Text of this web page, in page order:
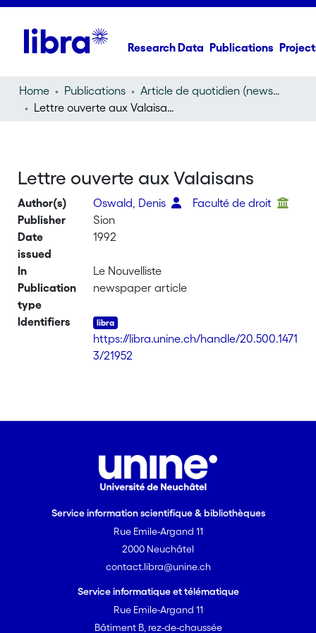
Research Data Publications
Home Publications
Article de quotidien (newspaper article)
Lettre ouverte aux Valaisans
Lettre ouverte aux Valaisans
Author(s) Oswald, Denis
Faculté de droit
Publisher
Sion
Date
issued
1992
In
Le Nouvelliste
Publication
type
newspaper article
Identifiers
https://libra.unine.ch/handle/20.500.1471
3/21952
Service information scientifique & bibliothèques
Rue Emile-Argand 11
2000 Neuchâtel
contact.libra@unine.ch
Service informatique et télématique
Rue Emile-Argand 11
Bâtiment B, rez-de-chaussée